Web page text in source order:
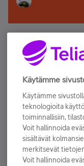
Älä jää paitsi
Tilaa Telian
sähköpostiisi.
Tilaa nyt
Käytämme
Käytämme
teknologioita
toiminnallisiin,
Voit hallinnoida
sisältävät
merkitsevät
Voit hallinnoida